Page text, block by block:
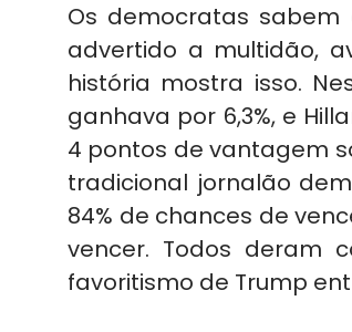
Os democratas sabem
advertido a multidão,
história mostra isso.
ganhava por 6,3%, e
4 pontos de vantagem
tradicional jornalão
84% de chances de
vencer. Todos deram
favoritismo de Trump